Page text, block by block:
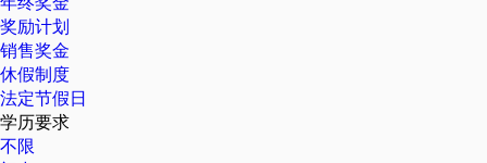
奖励计划
销售奖金
休假制度
法定节假日
学历要求
不限